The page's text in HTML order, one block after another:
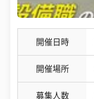
開催日時
開催場所
募集人数